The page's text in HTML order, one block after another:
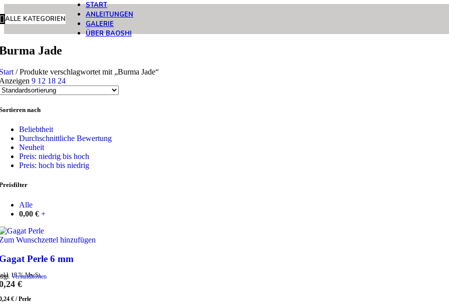
ALLE KATEGORIEN
START
ANLEITUNGEN
GALERIE
ÜBER BAOSHI
Jade
/ Produkte verschlagwortet mit „Burma Jade“
9 12 18 24
nach
Beliebtheit
Durchschnittliche Bewertung
Neuheit
Preis: niedrig bis hoch
Preis: hoch bis niedrig
Alle
0,00 € +
Wunschzettel hinzufügen
Perle 6 mm
19 % MwSt.
Versandkosten
€
€ /Perle